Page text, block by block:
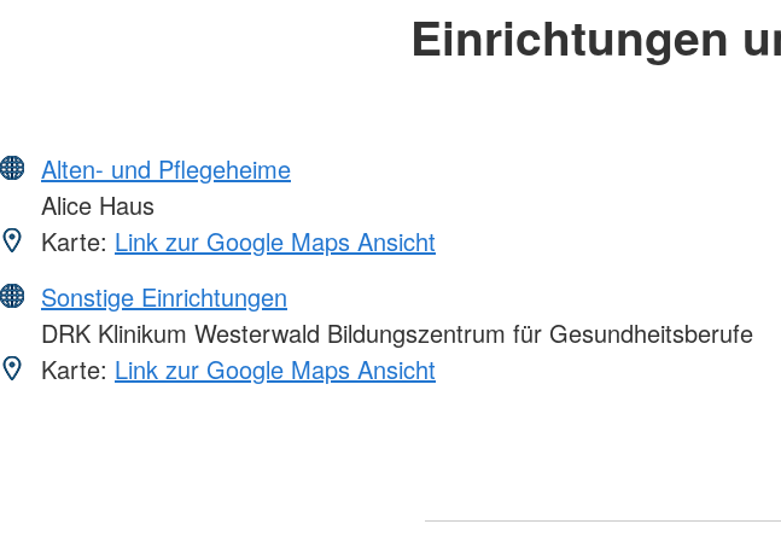
Einrichtungen
Alten- und Pflegeheime
Alice Haus
Karte: Link zur Google Maps Ansicht
Sonstige Einrichtungen
DRK Klinikum Westerwald Bildungszentrum für Gesundheitsberufe
Karte: Link zur Google Maps Ansicht